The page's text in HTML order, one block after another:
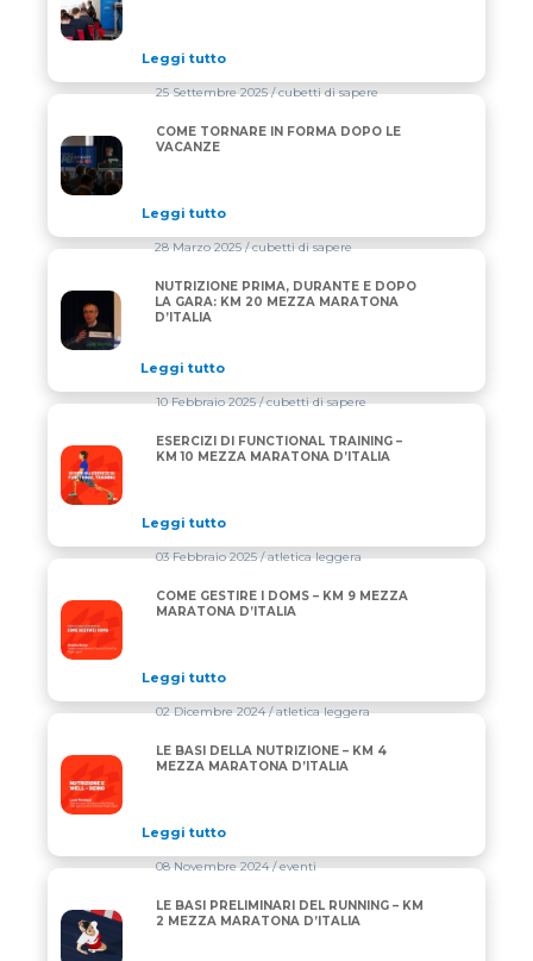
Leggi tutto
COME TORNARE IN FORMA DOPO LE VACANZE
25 Settembre 2025/ cubetti di sapere
COME TORNARE IN FORMA DOPO LE
VACANZE
Leggi tutto
NUTRIZIONE PRIMA, DURANTE E DOPO LA GARA:
28 Marzo 2025/ cubetti di sapere
NUTRIZIONE PRIMA, DURANTE E DOPO
LA GARA: KM 20 MEZZA MARATONA
D’ITALIA
Leggi tutto
ESERCIZI DI FUNCTIONAL TRAINING – KM 10 MEZZA
10 Febbraio 2025/ cubetti di sapere
ESERCIZI DI FUNCTIONAL TRAINING –
KM 10 MEZZA MARATONA D’ITALIA
Leggi tutto
COME GESTIRE I DOMS – KM 9 MEZZA MARATONA
03 Febbraio 2025/ atletica leggera
COME GESTIRE I DOMS – KM 9 MEZZA
MARATONA D’ITALIA
Leggi tutto
LE BASI DELLA NUTRIZIONE – KM 4 MEZZA
02 Dicembre 2024/ atletica leggera
LE BASI DELLA NUTRIZIONE – KM 4
MEZZA MARATONA D’ITALIA
Leggi tutto
LE BASI PRELIMINARI DEL RUNNING – KM 2 MEZZA
08 Novembre 2024/ eventi
LE BASI PRELIMINARI DEL RUNNING – KM
2 MEZZA MARATONA D’ITALIA